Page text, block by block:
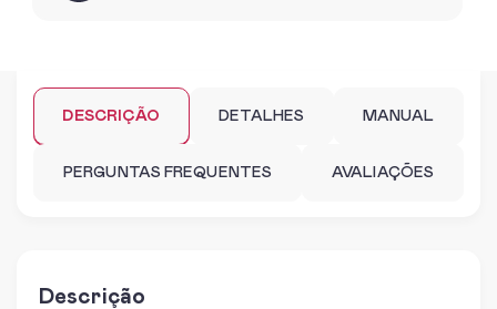
DESCRIÇÃO DETALHES MANUAL
PERGUNTAS FREQUENTES AVALIAÇÕES
Descrição